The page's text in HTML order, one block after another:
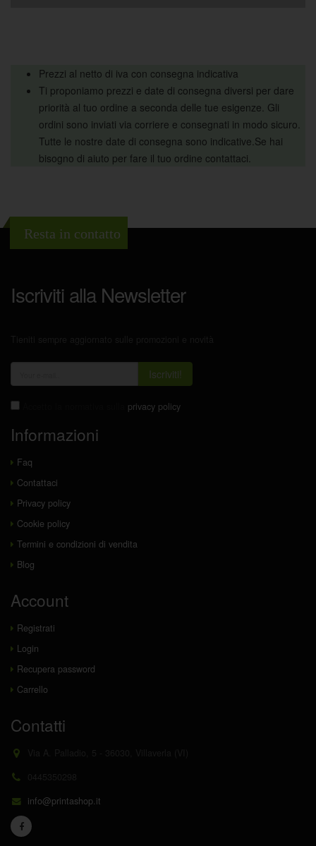
Prezzi al netto di iva con consegna indicativa
Ti proponiamo prezzi e date di consegna diversi per dare
priorità al tuo ordine a seconda delle tue esigenze. Gli
ordini sono inviati via corriere e consegnati in modo sicuro.
Tutte le nostre date di consegna sono indicative.Se hai
bisogno di aiuto per fare il tuo ordine contattaci.
Resta in contatto
Iscriviti alla Newsletter
Iscriviti!
privacy policy
Informazioni
Faq
Contattaci
Privacy policy
Cookie policy
Termini e condizioni di vendita
Blog
Account
Registrati
Login
Recupera password
Carrello
Contatti
info@printashop.it